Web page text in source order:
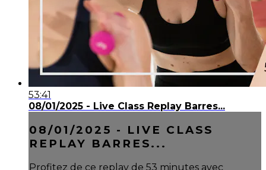
53:41
08/01/2025 - Live Class Replay Barres...
08/01/2025 - LIVE CLASS
REPLAY BARRES...
Profitez de ce replay de 53 minutes avec